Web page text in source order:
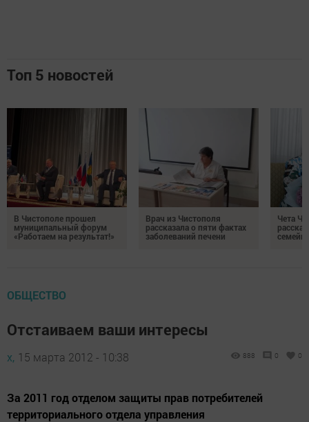
Топ 5 новостей
В Чистополе прошел
муниципальный форум
«Работаем на результат!»
Врач из Чистополя
рассказала о пяти фактах
заболеваний печени
Чета
ОБЩЕСТВО
Отстаиваем ваши интересы
х, 15 марта 2012 - 10:38 888 0 0
За 2011 год отделом защиты прав потребителей
территориального отдела управления